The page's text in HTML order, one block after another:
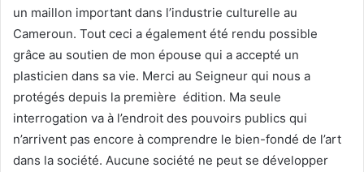
un maillon important dans l’industrie culturelle au
Cameroun. Tout ceci a également été rendu possible
grâce au soutien de mon épouse qui a accepté un
plasticien dans sa vie. Merci au Seigneur qui nous a
protégés depuis la première édition. Ma seule
interrogation va à l’endroit des pouvoirs publics qui
n’arrivent pas encore à comprendre le bien-fondé de l’art
dans la société. Aucune société ne peut se développer